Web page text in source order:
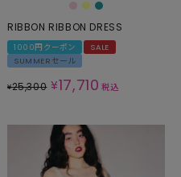
RIBBON RIBBON DRESS
1000円クーポン
SALE
SUMMERセール
¥25,300 ¥17,710 税込